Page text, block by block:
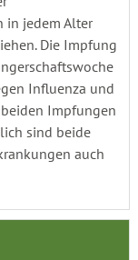
in jedem Alter
Die Impfung
Influenza und
Impfungen
sind beide
auch